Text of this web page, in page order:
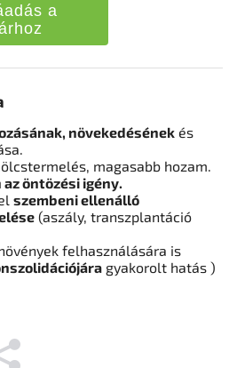
a
növekedésének és
magasabb hozam.
öntözési igény.
szembeni ellenálló
(aszály, transzplantáció
felhasználására is
gyakorolt ​​hatás )